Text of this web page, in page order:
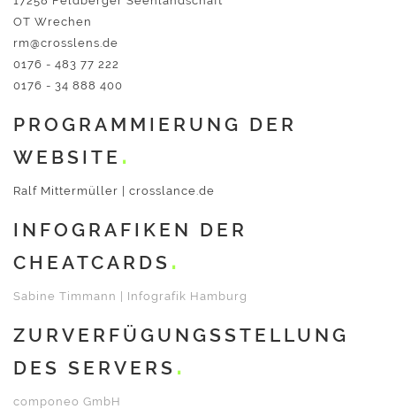
OT Wrechen
rm@crosslens.de
0176 - 483 77 222
0176 - 34 888 400
PROGRAMMIERUNG DER
WEBSITE
Ralf Mittermüller | crosslance.de
INFOGRAFIKEN DER
CHEATCARDS
Sabine Timmann | Infografik Hamburg
ZURVERFÜGUNGSSTELLUNG
DES SERVERS
componeo GmbH